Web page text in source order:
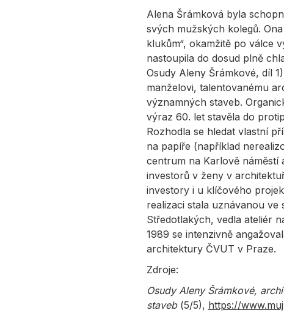
Alena Šrámková byla
svých mužských kolegů.
klukům“, okamžitě po válce
nastoupila do dosud plně
Osudy Aleny Šrámkové, díl
manželovi, talentovanému
významných staveb.
výraz 60. let stavěla do
Rozhodla se hledat vlastní
na papíře (například
centrum na Karlově náměstí
investorů v ženy v
investory i u klíčového
realizaci stala uznávanou
Středotlakých, vedla ateliér
1989 se intenzivně
architektury ČVUT v Praze.
Zdroje:
Osudy Aleny Šrámkové,
staveb(5/5), https://